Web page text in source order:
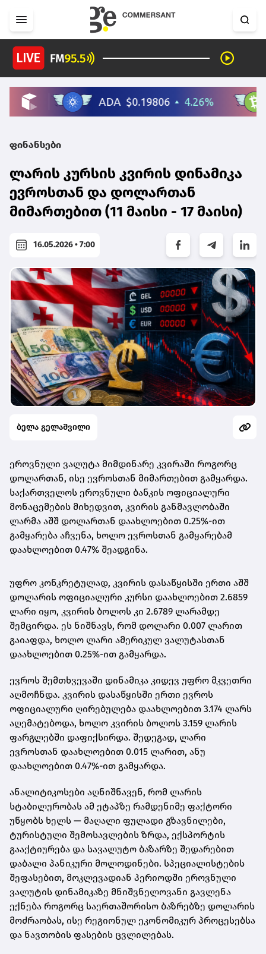
ფინანსები
ლარის კურსის კვირის დინამიკა
ევროსთან და დოლართან
მიმართებით (11 მაისი - 17 მაისი)
16.05.2026 • 7:00
ბელა გელაშვილი
ეროვნული ვალუტა მიმდინარე კვირაში როგორც
დოლართან, ისე ევროსთან მიმართებით გამყარდა.
საქართველოს ეროვნული ბანკის ოფიციალური
მონაცემების მიხედვით, კვირის განმავლობაში
ლარმა აშშ დოლართან დაახლოებით 0.25%-ით
გამყარება აჩვენა, ხოლო ევროსთან გამყარებამ
დაახლოებით 0.47% შეადგინა.
უფრო კონკრეტულად, კვირის დასაწყისში ერთი აშშ
დოლარის ოფიციალური კურსი დაახლოებით 2.6859
ლარი იყო, კვირის ბოლოს კი 2.6789 ლარამდე
შემცირდა. ეს ნიშნავს, რომ დოლარი 0.007 ლარით
გაიაფდა, ხოლო ლარი ამერიკულ ვალუტასთან
დაახლოებით 0.25%-ით გამყარდა.
ევროს შემთხვევაში დინამიკა კიდევ უფრო მკვეთრი
აღმოჩნდა. კვირის დასაწყისში ერთი ევროს
ოფიციალური ღირებულება დაახლოებით 3.174 ლარს
აღემატებოდა, ხოლო კვირის ბოლოს 3.159 ლარის
ფარგლებში დაფიქსირდა. შედეგად, ლარი
ევროსთან დაახლოებით 0.015 ლარით, ანუ
დაახლოებით 0.47%-ით გამყარდა.
ანალიტიკოსები აღნიშნავენ, რომ ლარის
სტაბილურობას ამ ეტაპზე რამდენიმე ფაქტორი
უწყობს ხელს — მაღალი ფულადი გზავნილები,
ტურისტული შემოსავლების ზრდა, ექსპორტის
გააქტიურება და სავალუტო ბაზარზე შედარებით
დაბალი პანიკური მოლოდინები. სპეციალისტების
შეფასებით, მოკლევადიან პერიოდში ეროვნული
ვალუტის დინამიკაზე მნიშვნელოვანი გავლენა
ექნება როგორც საერთაშორისო ბაზრებზე დოლარის
მოძრაობას, ისე რეგიონულ ეკონომიკურ პროცესებსა
და ნავთობის ფასების ცვლილებას.